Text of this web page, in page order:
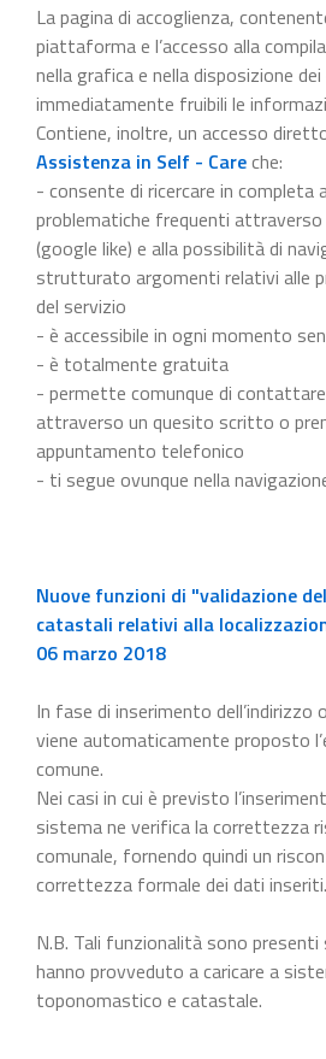
La pagina di accoglienza,
piattaforma e l’accesso alla
nella grafica e nella disposizione
immediatamente fruibili le
Contiene, inoltre, un accesso
Assistenza in Self - Careche:
- consente di ricercare in
problematiche frequenti attraverso
(google like) e alla possibilità di
strutturato argomenti relativi alle
del servizio
- è accessibile in ogni momento
- è totalmente gratuita
- permette comunque di
attraverso un quesito scritto o
appuntamento telefonico
- ti segue ovunque nella
Nuove funzioni di "validazione
catastali relativi alla
06 marzo 2018
In fase di inserimento
viene automaticamente proposto
comune.
Nei casi in cui è previsto
sistema ne verifica la correttezza
comunale, fornendo quindi un
correttezza formale dei dati inseriti.
N.B. Tali funzionalità sono presenti
hanno provveduto a caricare a
toponomastico e catastale.